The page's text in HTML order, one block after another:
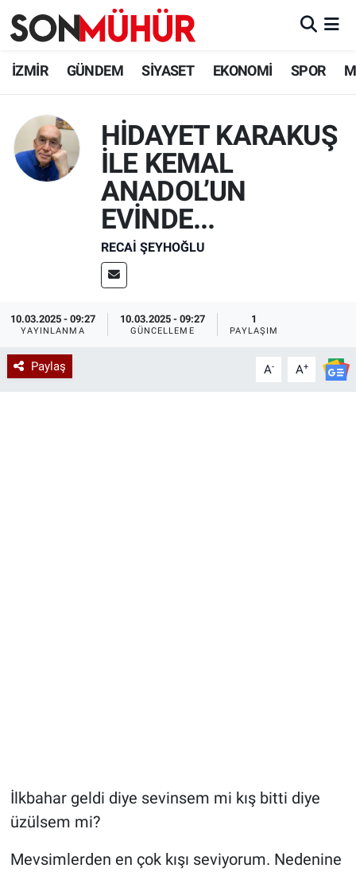
İZMİR GÜNDEM SİYASET EKONOMİ SPOR
HİDAYET KARAKUŞ
İLE KEMAL
ANADOL’UN
EVİNDE...
RECAI ŞEYHOĞLU
10.03.2025 - 09:27
YAYINLANMA
10.03.2025 - 09:27
GÜNCELLEME
1
PAYLAŞIM
Paylaş A- A+
İlkbahar geldi diye sevinsem mi kış bitti diye
üzülsem mi?
Mevsimlerden en çok kışı seviyorum. Nedenine
İzmir Nöbetçi Eczaneler
İzmir Namaz Vakitleri
İzmir Trafik Yoğunluk Haritası
Süper Lig Puan Durumu ve Fikstür
Tüm Manşetler